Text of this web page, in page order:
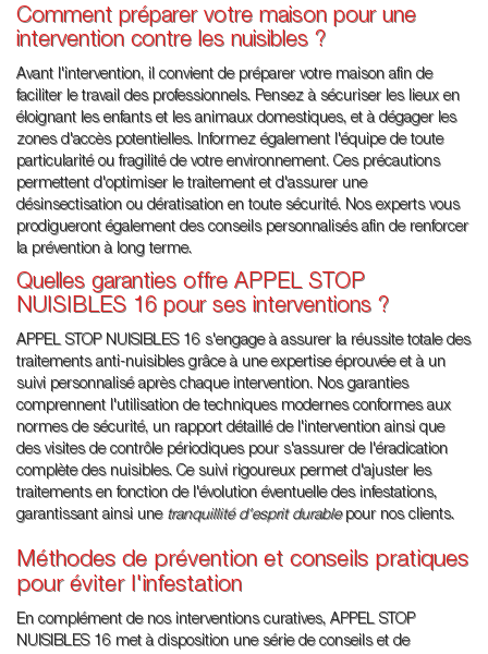
Comment préparer votre maison pour une
intervention contre les nuisibles ?
Avant l'intervention, il convient de préparer votre maison afin de
faciliter le travail des professionnels. Pensez à sécuriser les lieux en
éloignant les enfants et les animaux domestiques, et à dégager les
zones d'accès potentielles. Informez également l'équipe de toute
particularité ou fragilité de votre environnement. Ces précautions
permettent d'optimiser le traitement et d'assurer une
désinsectisation ou dératisation en toute sécurité. Nos experts vous
prodigueront également des conseils personnalisés afin de renforcer
la prévention à long terme.
Quelles garanties offre APPEL STOP
NUISIBLES 16 pour ses interventions ?
APPEL STOP NUISIBLES 16 s'engage à assurer la réussite totale des
traitements anti-nuisibles grâce à une expertise éprouvée et à un
suivi personnalisé après chaque intervention. Nos garanties
comprennent l'utilisation de techniques modernes conformes aux
normes de sécurité, un rapport détaillé de l'intervention ainsi que
des visites de contrôle périodiques pour s'assurer de l'éradication
complète des nuisibles. Ce suivi rigoureux permet d'ajuster les
traitements en fonction de l'évolution éventuelle des infestations,
garantissant ainsi une tranquillité d'esprit durablepour nos clients.
Méthodes de prévention et conseils pratiques
pour éviter l'infestation
En complément de nos interventions curatives, APPEL STOP
NUISIBLES 16 met à disposition une série de conseils et de